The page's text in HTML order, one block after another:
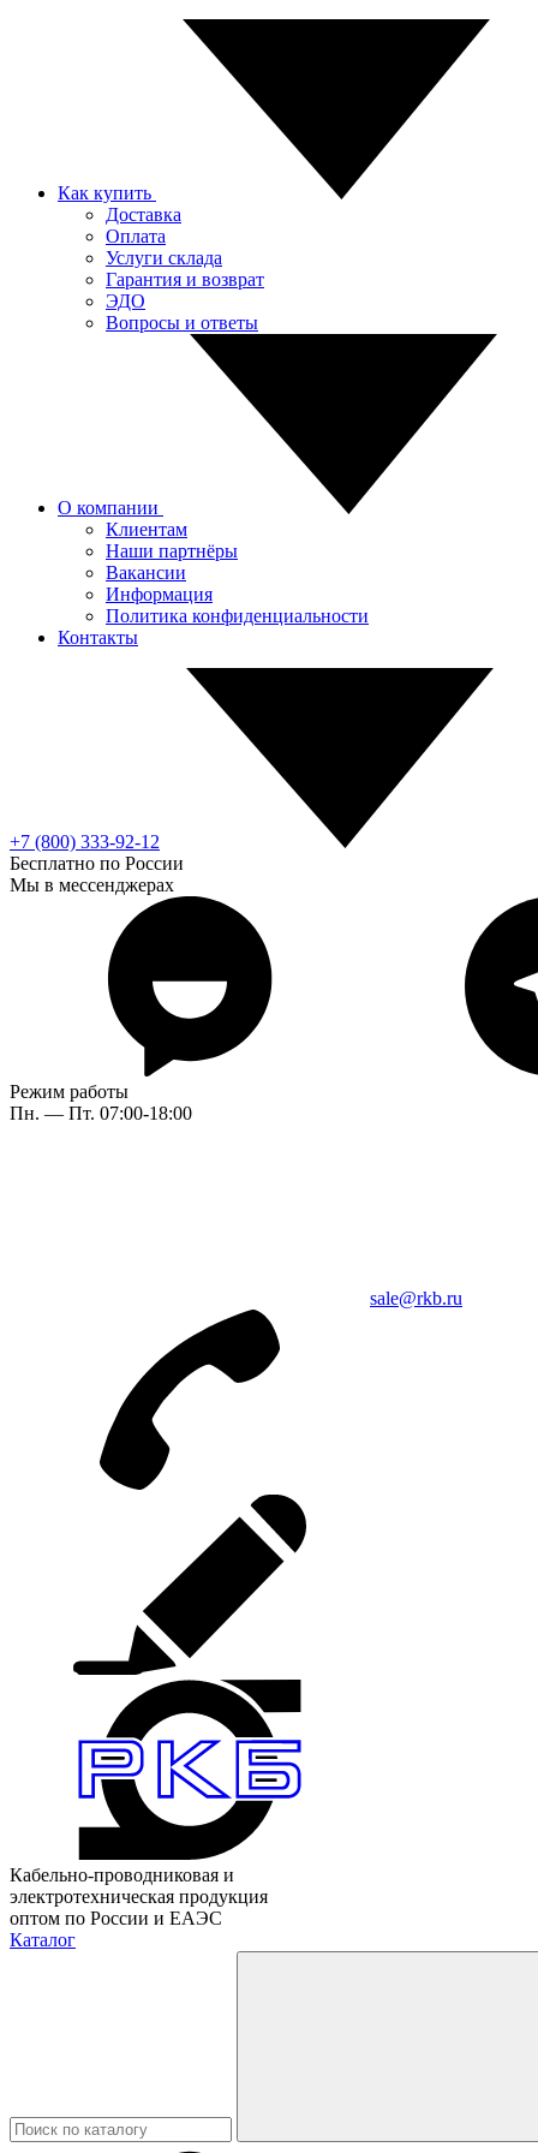
Как купить
Доставка
Оплата
Услуги склада
Гарантия и возврат
ЭДО
Вопросы и ответы
О компании
Клиентам
Наши партнёры
Вакансии
Информация
Политика конфиденциальности
Контакты
+7 (800) 333-92-12
Бесплатно по России
Мы в мессенджерах
Режим работы
Пн. — Пт. 07:00-18:00
sale@rkb.ru
Кабельно-проводниковая и
электротехническая продукция
оптом по России и ЕАЭС
Каталог